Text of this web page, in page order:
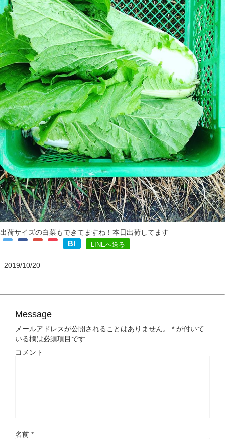
出荷サイズの白菜もできてますね！本日出荷してます
B! LINEへ送る
2019/10/20
Message
メールアドレスが公開されることはありません。 * が付いて
いる欄は必須項目です
コメント
名前 *